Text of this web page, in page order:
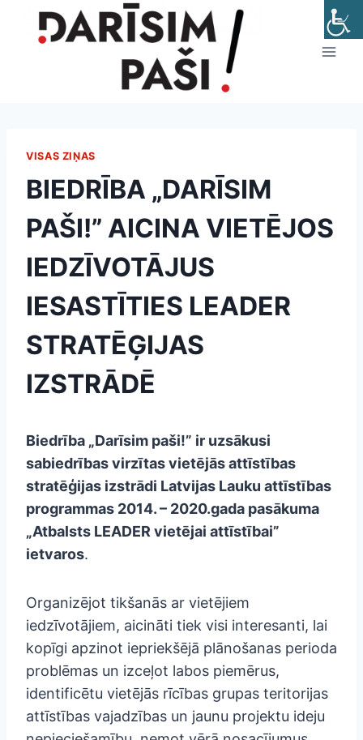
VISAS ZIŅAS
BIEDRĪBA „DARĪSIM
PAŠI!” AICINA VIETĒJOS
IEDZĪVOTĀJUS
IESASTĪTIES LEADER
STRATĒĢIJAS
IZSTRĀDĒ
Biedrība „Darīsim paši!” ir uzsākusi
sabiedrības virzītas vietējās attīstības
stratēģijas izstrādi Latvijas Lauku attīstības
programmas 2014. – 2020.gada pasākuma
„Atbalsts LEADER vietējai attīstībai”
ietvaros.
Organizējot tikšanās ar vietējiem
iedzīvotājiem, aicināti tiek visi interesanti, lai
kopīgi apzinot iepriekšējā plānošanas perioda
problēmas un izceļot labos piemērus,
identificētu vietējās rīcības grupas teritorijas
attīstības vajadzības un jaunu projektu ideju